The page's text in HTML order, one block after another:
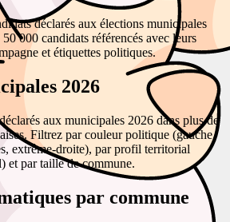
déclarés aux élections municipales
000 candidats référencés avec leurs
et étiquettes politiques.
2026
aux municipales 2026 dans plus de
Filtrez par couleur politique (gauche,
extrême-droite), par profil territorial
et par taille de commune.
par commune